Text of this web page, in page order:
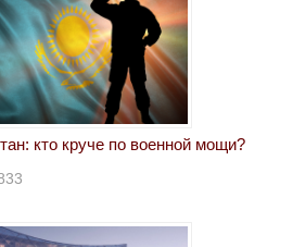
кто круче по военной мощи?